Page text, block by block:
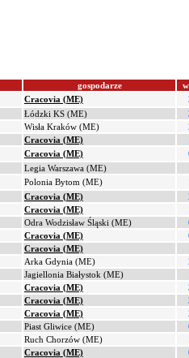
gospodarze
Cracovia (ME)
Łódzki KS (ME)
Wisła Kraków (ME)
Cracovia (ME)
Cracovia (ME)
Legia Warszawa (ME)
Polonia Bytom (ME)
Cracovia (ME)
Cracovia (ME)
Odra Wodzisław Śląski (ME)
Cracovia (ME)
Cracovia (ME)
Arka Gdynia (ME)
Jagiellonia Białystok (ME)
Cracovia (ME)
Cracovia (ME)
Cracovia (ME)
Piast Gliwice (ME)
Ruch Chorzów (ME)
Cracovia (ME)